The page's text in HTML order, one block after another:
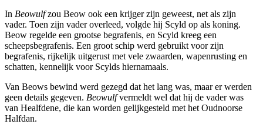
In Beowulfzou Beow ook een krijger zijn geweest, net als zijn
vader. Toen zijn vader overleed, volgde hij Scyld op als koning.
Beow regelde een grootse begrafenis, en Scyld kreeg een
scheepsbegrafenis. Een groot schip werd gebruikt voor zijn
begrafenis, rijkelijk uitgerust met vele zwaarden, wapenrusting en
schatten, kennelijk voor Scylds hiernamaals.
Van Beows bewind werd gezegd dat het lang was, maar er werden
geen details gegeven. Beowulfvermeldt wel dat hij de vader was
van Healfdene, die kan worden gelijkgesteld met het Oudnoorse
Halfdan.